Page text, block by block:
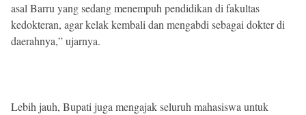
asal Barru yang sedang menempuh pendidikan di fakultas
kedokteran, agar kelak kembali dan mengabdi sebagai dokter di
daerahnya,” ujarnya.
Lebih jauh, Bupati juga mengajak seluruh mahasiswa untuk